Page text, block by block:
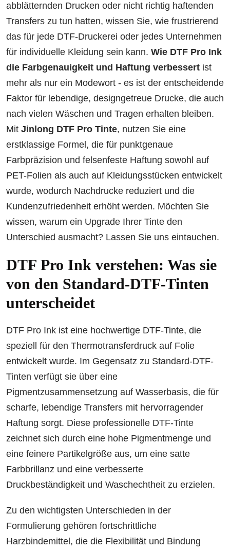
abblätternden Drucken oder nicht richtig haftenden
Transfers zu tun hatten, wissen Sie, wie frustrierend
das für jede DTF-Druckerei oder jedes Unternehmen
für individuelle Kleidung sein kann. Wie DTF Pro Ink
die Farbgenauigkeit und Haftung verbessert ist
mehr als nur ein Modewort - es ist der entscheidende
Faktor für lebendige, designgetreue Drucke, die auch
nach vielen Wäschen und Tragen erhalten bleiben.
Mit Jinlong DTF Pro Tinte, nutzen Sie eine
erstklassige Formel, die für punktgenaue
Farbpräzision und felsenfeste Haftung sowohl auf
PET-Folien als auch auf Kleidungsstücken entwickelt
wurde, wodurch Nachdrucke reduziert und die
Kundenzufriedenheit erhöht werden. Möchten Sie
wissen, warum ein Upgrade Ihrer Tinte den
Unterschied ausmacht? Lassen Sie uns eintauchen.
DTF Pro Ink verstehen: Was sie
von den Standard-DTF-Tinten
unterscheidet
DTF Pro Ink ist eine hochwertige DTF-Tinte, die
speziell für den Thermotransferdruck auf Folie
entwickelt wurde. Im Gegensatz zu Standard-DTF-
Tinten verfügt sie über eine
Pigmentzusammensetzung auf Wasserbasis, die für
scharfe, lebendige Transfers mit hervorragender
Haftung sorgt. Diese professionelle DTF-Tinte
zeichnet sich durch eine hohe Pigmentmenge und
eine feinere Partikelgröße aus, um eine satte
Farbbrillanz und eine verbesserte
Druckbeständigkeit und Waschechtheit zu erzielen.
Zu den wichtigsten Unterschieden in der
Formulierung gehören fortschrittliche
Harzbindemittel, die die Flexibilität und Bindung